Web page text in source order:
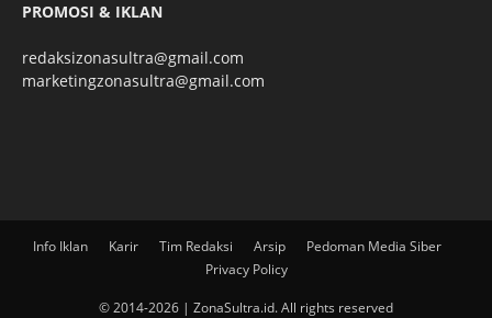
PROMOSI & IKLAN
redaksizonasultra@gmail.com
marketingzonasultra@gmail.com
Info Iklan Karir Tim Redaksi Arsip
Pedoman Media Siber
Privacy Policy
© 2014-2026 | ZonaSultra.id. All rights reserved